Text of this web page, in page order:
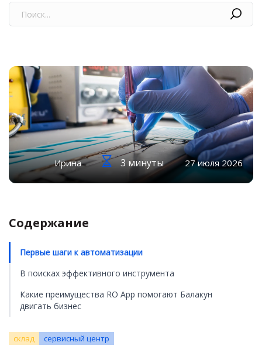
Ирина 3 минуты 27 июля 2026
Содержание
Первые шаги к автоматизации
В поисках эффективного инструмента
Какие преимущества RO App помогают Балакун
двигать бизнес
склад сервисный центр